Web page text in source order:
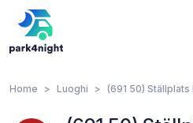
Home Luoghi (691 50)